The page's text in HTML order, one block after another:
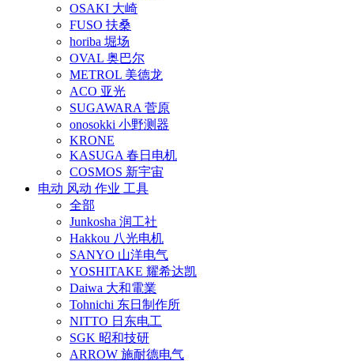
OSAKI 大崎
FUSO 扶桑
horiba 堀场
OVAL 奥巴尔
METROL 美德龙
ACO 亚光
SUGAWARA 菅原
onosokki 小野测器
KRONE
KASUGA 春日电机
COSMOS 新宇宙
电动 风动 作业 工具
全部
Junkosha 润工社
Hakkou 八光电机
SANYO 山洋电气
YOSHITAKE 耀希达凯
Daiwa 大和電業
Tohnichi 东日制作所
NITTO 日东电工
SGK 昭和技研
ARROW 施耐德电气